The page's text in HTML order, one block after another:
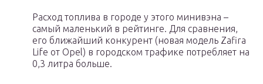
Расход топлива в городе у этого минивэна –
самый маленький в рейтинге. Для сравнения,
его ближайший конкурент (новая модель Zafira
Life от Opel) в городском трафике потребляет на
0,3 литра больше.